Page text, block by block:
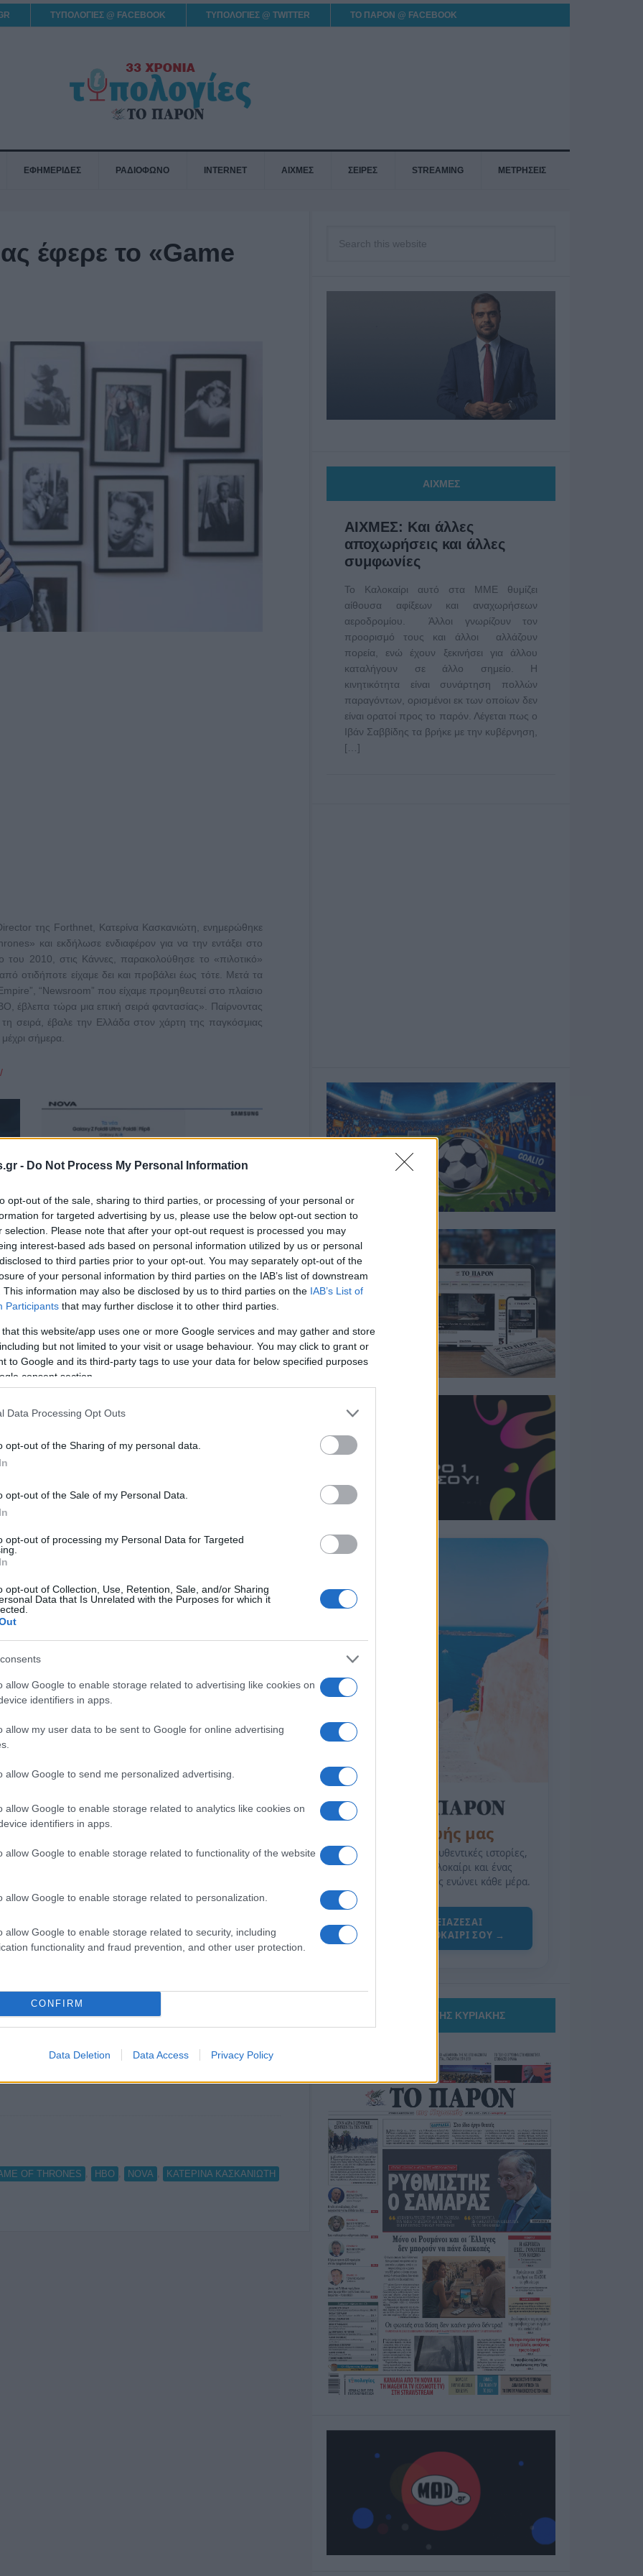
- Do Not Process My Personal Information
opt-out of the sale, sharing to third parties, or processing of your personal or
for targeted advertising by us, please use the below opt-out section to
selection. Please note that after your opt-out request is processed you may
interest-based ads based on personal information utilized by us or personal
to third parties prior to your opt-out. You may separately opt-out of the
of your personal information by third parties on the IAB’s list of downstream
This information may also be disclosed by us to third parties on the IAB’s List of
Participants that may further disclose it to other third parties.
that this website/app uses one or more Google services and may gather and store
but not limited to your visit or usage behaviour. You may click to grant or
to Google and its third-party tags to use your data for below specified purposes
consent section.
Data Processing Opt Outs
opt-out of the Sharing of my personal data.
opt-out of the Sale of my Personal Data.
opt-out of processing my Personal Data for Targeted
opt-out of Collection, Use, Retention, Sale, and/or Sharing
Data that Is Unrelated with the Purposes for which it
allow Google to enable storage related to advertising like cookies on
identifiers in apps.
allow my user data to be sent to Google for online advertising
allow Google to send me personalized advertising.
allow Google to enable storage related to analytics like cookies on
identifiers in apps.
allow Google to enable storage related to functionality of the website
allow Google to enable storage related to personalization.
allow Google to enable storage related to security, including
functionality and fraud prevention, and other user protection.
CONFIRM
Data Deletion Data Access Privacy Policy
ΤΥΠΟΛΟΓΙΕΣ @ FACEBOOK ΤΥΠΟΛΟΓΙΕΣ @ TWITTER ΤΟ ΠΑΡΟΝ @ FACEBOOK
ΕΦΗΜΕΡΙΔΕΣ ΡΑΔΙΟΦΩΝΟ INTERNET ΑΙΧΜΕΣ ΣΕΙΡΕΣ STREAMING ΜΕΤΡΗΣΕΙΣ
έφερε το «Game
της Forthnet, Κατερίνα Κασκανιώτη, ενημερώθηκε
και εκδήλωσε ενδιαφέρον για να την εντάξει στο
2010, στις Κάννες, παρακολούθησε το «πιλοτικό»
οτιδήποτε είχαμε δει και προβάλει έως τότε. Μετά τα
“Newsroom” που είχαμε προμηθευτεί στο πλαίσιο
έβλεπα τώρα μια επική σειρά φαντασίας». Παίρνοντας
σειρά, έβαλε την Ελλάδα στον χάρτη της παγκόσμιας
σήμερα.
Η νέα σειρά Samsung Galaxy Ζ ήδη
διαθέσιμη για προπαραγγελία στα
καταστήματα Nova και το nova.gr!
είναι…και τα δύο!
Πώς να ξεφλουδίζεις εύκολα το σκόρδο
– Το kitchen trick που κάθε foodie
πρέπει να ξέρει
Πόλεμοι και ένα… Τσουνάμι Αλλαγών: Η
Εβδομάδα που Ανακάτεψε την
ΤΣΟΥΝΑΜΙ ψηφιακής οργής…
Ο καιρός των επομένων ημερών:
Κανονικός Αύγουστος με δυνατούς
βοριάδες και σταδιακή άνοδο της
OF THRONES HBO NOVA ΚΑΤΕΡΙΝΑ ΚΑΣΚΑΝΙΩΤΗ
ΑΙΧΜΕΣ
ΑΙΧΜΕΣ: Και άλλες
αποχωρήσεις και άλλες
συμφωνίες
Το Καλοκαίρι αυτό στα ΜΜΕ θυμίζει
αίθουσα αφίξεων και αναχωρήσεων
αεροδρομίου. Άλλοι γνωρίζουν τον
προορισμό τους και άλλοι αλλάζουν
πορεία, ενώ έχουν ξεκινήσει για άλλου
καταλήγουν σε άλλο σημείο. Η
κινητικότητα είναι συνάρτηση πολλών
παραγόντων, ορισμένοι εκ των οποίων δεν
είναι ορατοί προς το παρόν. Λέγεται πως ο
Ιβάν Σαββίδης τα βρήκε με την κυβέρνηση,
[…]
της Ζωής μας
Οι άνθρωποι, οι αυθεντικές ιστορίες,
το ελληνικό καλοκαίρι και ένας
πολιτισμός που μας ενώνει κάθε μέρα.
ΟΣΑ ΧΡΕΙΑΖΕΣΑΙ
ΓΙΑ ΤΟ ΚΑΛΟΚΑΙΡΙ ΣΟΥ →
ΤΟ ΠΑΡΟΝ ΤΗΣ ΚΥΡΙΑΚΗΣ